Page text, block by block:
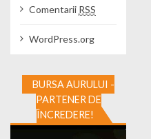
Comentarii RSS
WordPress.org
BURSA AURULUI -
PARTENER DE
ÎNCREDERE!